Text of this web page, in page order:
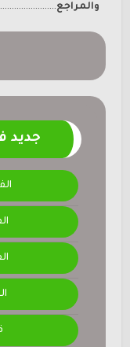
والمراجع153
جديد
الفرض